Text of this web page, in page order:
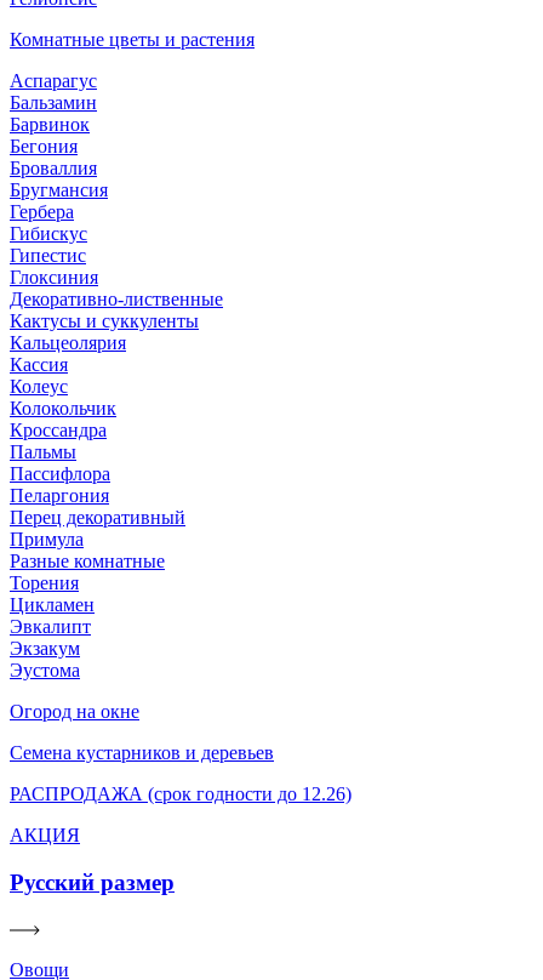
Комнатные цветы и растения
Аспарагус
Бальзамин
Барвинок
Бегония
Броваллия
Бругмансия
Гербера
Гибискус
Гипестис
Глоксиния
Декоративно-лиственные
Кактусы и суккуленты
Кальцеолярия
Кассия
Колеус
Колокольчик
Кроссандра
Пальмы
Пассифлора
Пеларгония
Перец декоративный
Примула
Разные комнатные
Торения
Цикламен
Эвкалипт
Экзакум
Эустома
Огород на окне
Семена кустарников и деревьев
РАСПРОДАЖА (срок годности до 12.26)
АКЦИЯ
Русский размер
Овощи